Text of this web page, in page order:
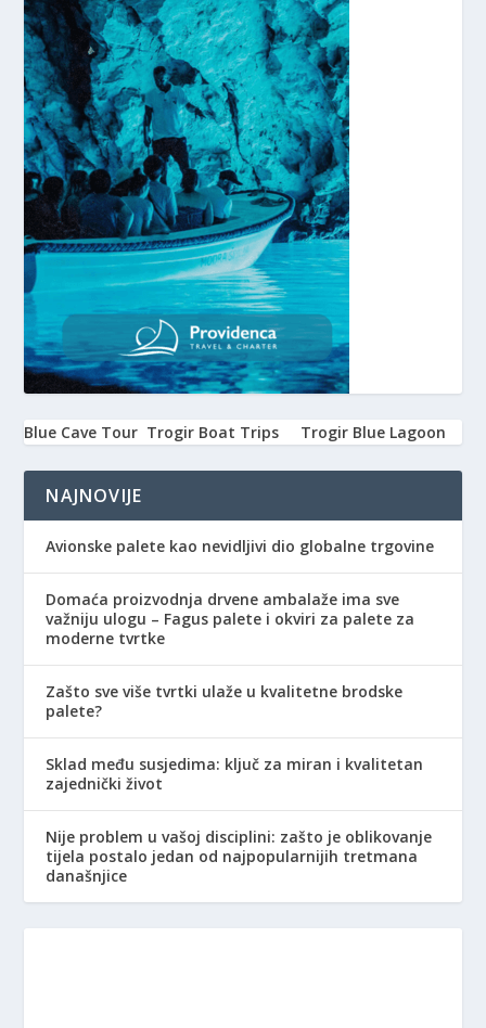
Blue Cave Tour Trogir Boat Trips Trogir Blue Lagoon
NAJNOVIJE
Avionske palete kao nevidljivi dio globalne trgovine
Domaća proizvodnja drvene ambalaže ima sve
važniju ulogu – Fagus palete i okviri za palete za
moderne tvrtke
Zašto sve više tvrtki ulaže u kvalitetne brodske
palete?
Sklad među susjedima: ključ za miran i kvalitetan
zajednički život
Nije problem u vašoj disciplini: zašto je oblikovanje
tijela postalo jedan od najpopularnijih tretmana
današnjice